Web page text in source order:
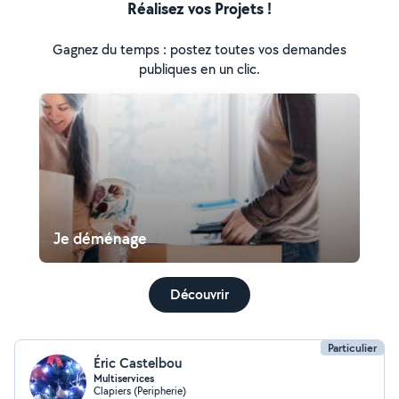
Réalisez vos Projets !
Gagnez du temps : postez toutes vos demandes
publiques en un clic.
Je déménage
Découvrir
Particulier
Éric Castelbou
Multiservices
Clapiers (Peripherie)